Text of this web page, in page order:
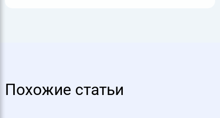
Похожие статьи